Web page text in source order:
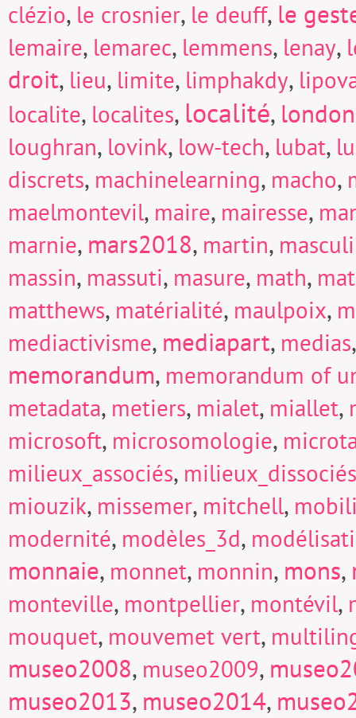
clézio, le crosnier, le deuff, le
lemaire, lemarec, lemmens, lenay,
droit, lieu, limite, limphakdy,
localite, localites, localité, london
loughran, lovink, low-tech, lubat,
discrets, machinelearning, macho,
maelmontevil, maire, mairesse,
marnie, mars2018, martin,
massin, massuti, masure, math,
matthews, matérialité, maulpoix,
mediactivisme, mediapart, medias
memorandum, memorandum of
metadata, metiers, mialet, miallet,
microsoft, microsomologie,
milieux_associés, milieux_dissociés
miouzik, missemer, mitchell,
modernité, modèles_3d,
monnaie, monnet, monnin, mons,
monteville, montpellier, montévil,
mouquet, mouvemet vert,
museo2008, museo2009,
museo2013, museo2014,